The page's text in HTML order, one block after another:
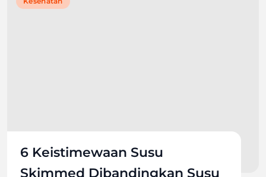
6 Keistimewaan Susu
Skimmed Dibandingkan Susu